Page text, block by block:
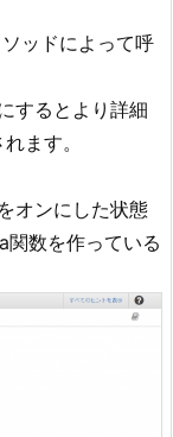
ッドによって呼
するとより詳細
ます。
オンにした状態
数を作っている